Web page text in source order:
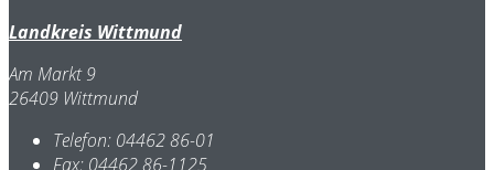
Landkreis Wittmund
Am Markt 9
26409 Wittmund
Telefon: 04462 86-01
Fax: 04462 86-1125